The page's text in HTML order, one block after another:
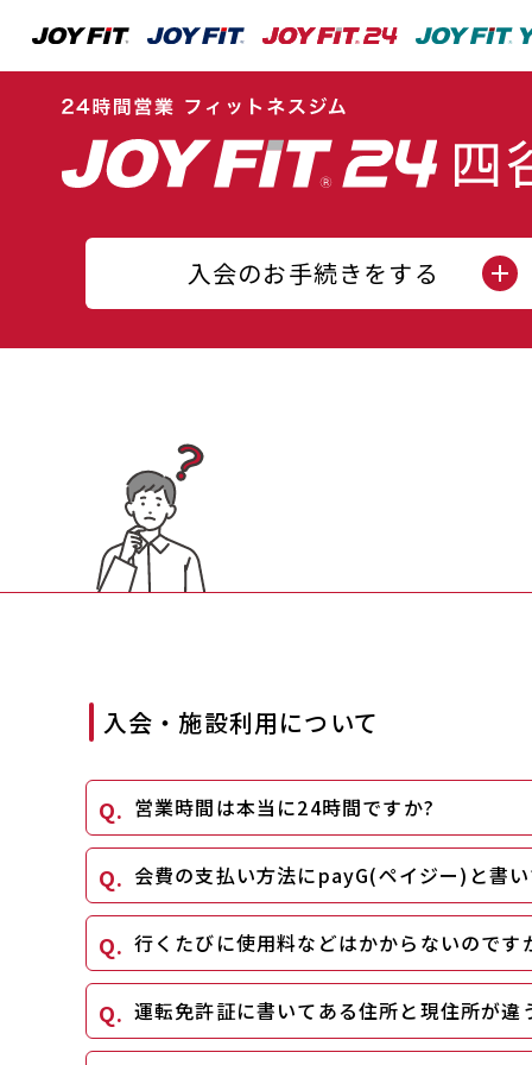
入会のお手続きをする
入会・施設利用について
営業時間は本当に24時間ですか?
会費の支払い方法にpayG(ペイジー)と書
行くたびに使用料などはかからないのです
運転免許証に書いてある住所と現住所が